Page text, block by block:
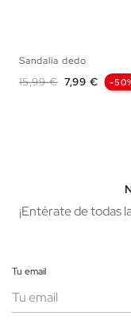
Sandalia dedo
Precio base
15,99 € Precio
7,99 € -
¡Entérate de todas
Tu email